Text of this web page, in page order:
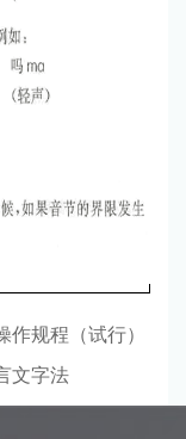
规程（试行）
文字法